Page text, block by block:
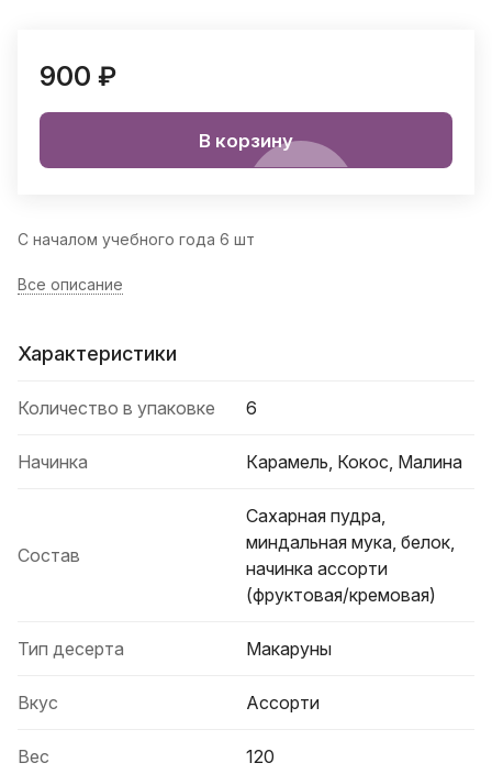
900 ₽
В корзину
С началом учебного года 6 шт
Все описание
Характеристики
Количество в упаковке 6
Начинка Карамель, Кокос, Малина
Состав
Сахарная пудра,
миндальная мука, белок,
начинка ассорти
(фруктовая/кремовая)
Тип десерта Макаруны
Вкус Ассорти
Вес 120